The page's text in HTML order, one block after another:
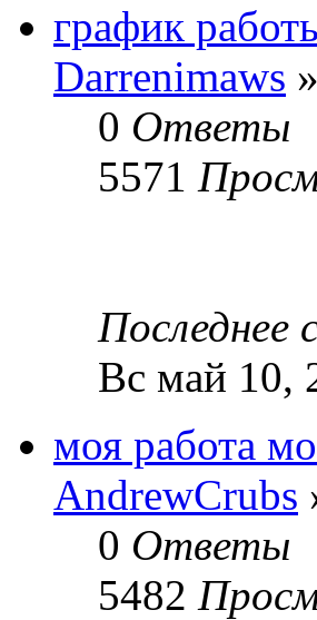
график
Darrenimaws
0 Ответы
5571
Последнее
Вс май 10,
моя работа
AndrewCrubs
0 Ответы
5482